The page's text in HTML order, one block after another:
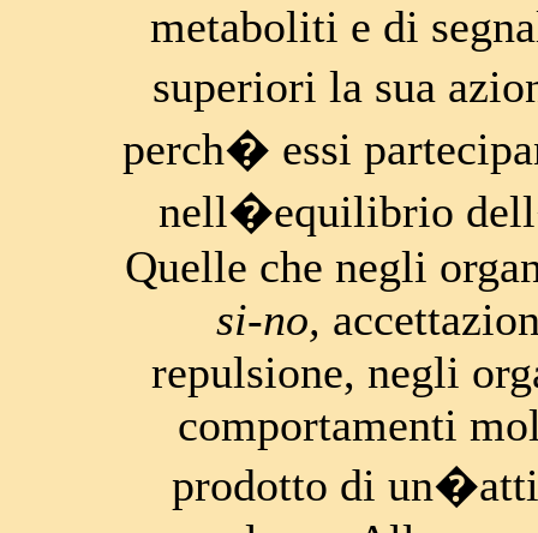
metaboliti e di
superiori la sua
perch� essi
nell�equilibrio
Quelle che negli
si-no,
repulsione, negli
comportamenti
prodotto di